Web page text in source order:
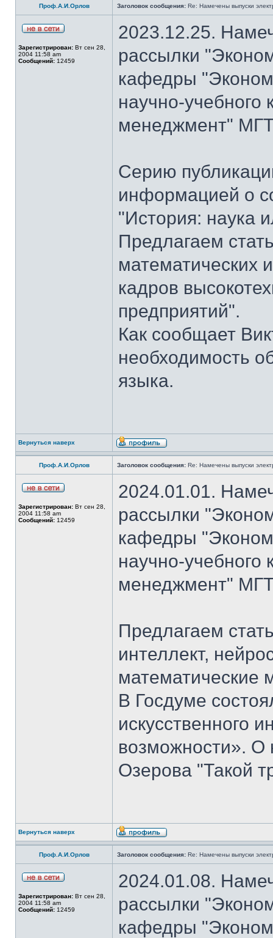
Проф.А.И.Орлов Заголовок сообщения: Re: Намечены выпуски
Зарегистрирован: Вт сен 28,
2004 11:58 am
Сообщений: 12459
2023.12.25.
рассылки
кафедры
научно-
менеджмент"
Серию
информацией о
"История: наука
Предлагаем
математических
кадров
предприятий".
Как сообщает
необходимость
языка.
Вернуться наверх
Проф.А.И.Орлов Заголовок сообщения: Re: Намечены выпуски
Зарегистрирован: Вт сен 28,
2004 11:58 am
Сообщений: 12459
2024.01.01.
рассылки
кафедры
научно-
менеджмент"
Предлагаем
интеллект,
математические
В Госдуме
искусственного
возможности». О
Озерова "Такой
Вернуться наверх
Проф.А.И.Орлов Заголовок сообщения: Re: Намечены выпуски
Зарегистрирован: Вт сен 28,
2004 11:58 am
Сообщений: 12459
2024.01.08.
рассылки
кафедры